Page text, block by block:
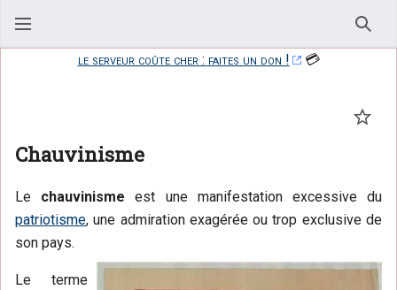
le serveur coûte cher : faites un don !
💳
Chauvinisme
Le chauvinisme est une manifestation excessive du
patriotisme, une admiration exagérée ou trop exclusive de
son pays.
Le terme